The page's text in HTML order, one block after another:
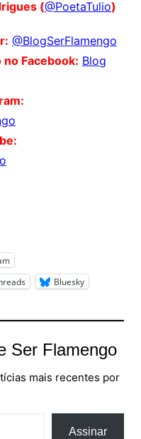
(@PoetaTulio)
@BlogSerFlamengo
no Facebook: Blog
Bluesky
Ser Flamengo
mais recentes por
Assinar